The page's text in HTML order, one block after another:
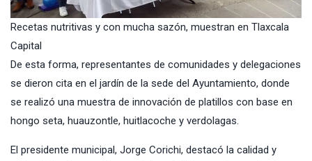
Recetas nutritivas y con mucha sazón, muestran en Tlaxcala
Capital
De esta forma, representantes de comunidades y delegaciones
se dieron cita en el jardín de la sede del Ayuntamiento, donde
se realizó una muestra de innovación de platillos con base en
hongo seta, huauzontle, huitlacoche y verdolagas.
El presidente municipal, Jorge Corichi, destacó la calidad y